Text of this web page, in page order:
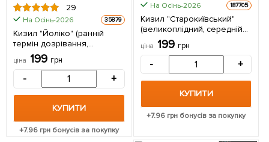
29
На Осінь-2026 35879
Кизил "Йоліко" (ранній
термін дозрівання,
високостійкий до морозів) 1
саджанець в упаковці
ціна 199 грн
- +
КУПИТИ
+7.96 грн бонусів за покупку
На Осінь-2026 187705
Кизил "Старокиївський"
(великоплідний, середній
термін дозрівання) 1
саджанець в упаковці
ціна 199 грн
- +
КУПИТИ
+7.96грн бонусів за покупку